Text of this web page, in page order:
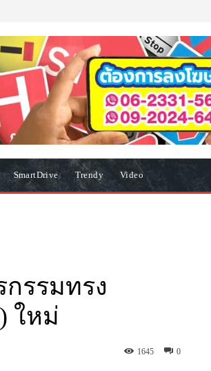
SmartDrive Trendy Video
รรมทรง
ใหม่
0
1645